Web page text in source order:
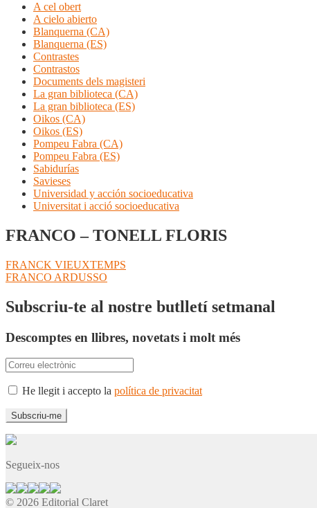
A cel obert
A cielo abierto
Blanquerna (CA)
Blanquerna (ES)
Contrastes
Contrastos
Documents dels magisteri
La gran biblioteca (CA)
La gran biblioteca (ES)
Oikos (CA)
Oikos (ES)
Pompeu Fabra (CA)
Pompeu Fabra (ES)
Sabidurías
Savieses
Universidad y acción socioeducativa
Universitat i acció socioeducativa
FRANCO – TONELL FLORIS
Navegació
d'entrades
Entrada
anterior:
FRANCK VIEUXTEMPS
Pròxima
FRANCO ARDUSSO
Subscriu-te al nostre butlletí setmanal
Descomptes en llibres, novetats i molt més
He llegit i accepto la política de privacitat
Segueix-nos
© 2026 Editorial Claret